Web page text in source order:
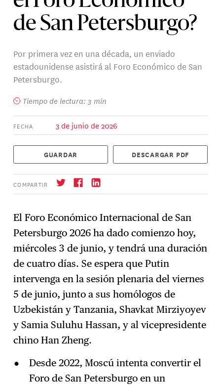
de San Petersburgo?
Por primera vez en una década, un enviado
estadounidense asistirá al Foro Económico de San
Petersburgo.
Tiempo de lectura: 3 min
FECHA 3 de junio de 2026
GUARDAR DESCARGAR PDF
COMPARTIR
→ Suscríbase
El Foro Económico Internacional de San
Petersburgo 2026 ha dado comienzo hoy,
miércoles 3 de junio, y tendrá una duración
de cuatro días. Se espera que Putin
intervenga en la sesión plenaria del viernes
5 de junio, junto a sus homólogos de
Uzbekistán y Tanzania, Shavkat Mirziyoyev
y Samia Suluhu Hassan, y al vicepresidente
chino Han Zheng.
Desde 2022, Moscú intenta convertir el
Foro de San Petersburgo en un